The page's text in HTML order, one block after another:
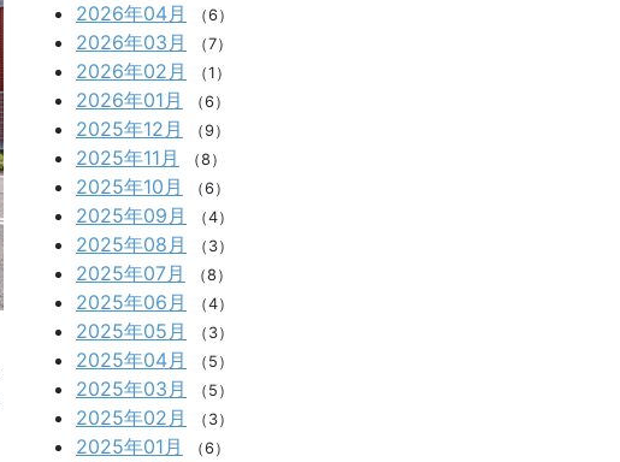
2026年04月 （6）
2026年03月 （7）
2026年02月 （1）
2026年01月 （6）
2025年12月 （9）
2025年11月 （8）
2025年10月 （6）
2025年09月 （4）
2025年08月 （3）
2025年07月 （8）
2025年06月 （4）
2025年05月 （3）
2025年04月 （5）
2025年03月 （5）
2025年02月 （3）
2025年01月 （6）